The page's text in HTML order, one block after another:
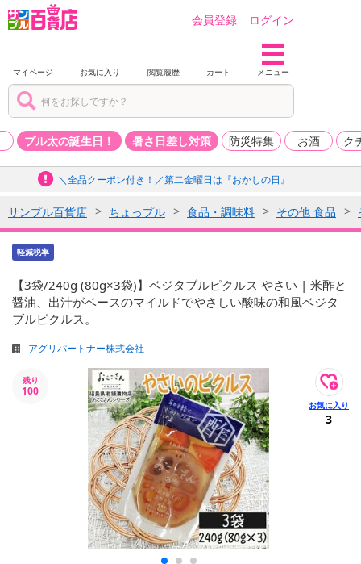
会員登録 ログイン
マイページ お気に入り 閲覧履歴 カート メニュー
プル太の誕生日！ 暑さ日差し対策 防災特集 お酒 ク
＼全品クーポン付き！／第二金曜日は『おかしの日』
サンプル百貨店 ちょっプル 食品・調味料 その他 食品
軽減税率
【3袋/240g (80g×3袋)】ベジタブルピクルス やさい | 米酢と
醤油、出汁がベースのマイルドでやさしい酸味の和風ベジタ
ブルピクルス。
アグリパートナー株式会社
残り
100
3